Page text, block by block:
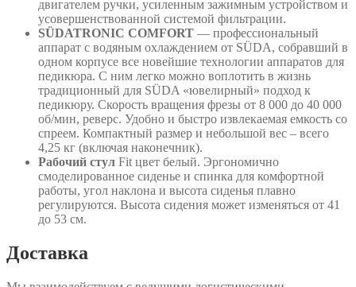
двигателем ручки, усиленным зажимным устройством и
усовершенствованной системой фильтрации.
SÜDATRONIC COMFORT — профессиональный
аппарат с водяным охлаждением от SÜDA, собравший в
одном корпусе все новейшие технологии аппаратов для
педикюра. С ним легко можно воплотить в жизнь
традиционный для SÜDA «ювелирный» подход к
педикюру. Скорость вращения фрезы от 8 000 до 40 000
об/мин, реверс. Удобно и быстро извлекаемая емкость со
спреем. Компактный размер и небольшой вес – всего
4,25 кг (включая наконечник).
Рабочий стул Fit цвет белый. Эргономично
смоделированное сиденье и спинка для комфортной
работы, угол наклона и высота сиденья плавно
регулируются. Высота сидения может изменяться от 41
до 53 см.
Доставка